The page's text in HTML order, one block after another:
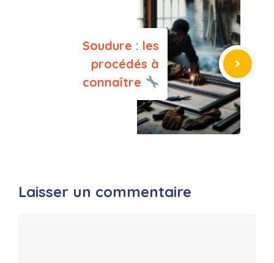
Soudure : les
procédés à
connaître
Laisser un commentaire